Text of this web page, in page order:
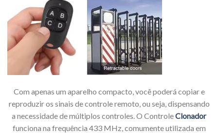
Com apenas um aparelho compacto, você poderá copiar e
reproduzir os sinais de controle remoto, ou seja, dispensando
a necessidade de múltiplos controles. O ControleClonador
funciona na frequência 433 MHz, comumente utilizada em